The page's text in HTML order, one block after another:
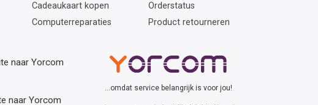
Cadeaukaart kopen
Computerreparaties
Orderstatus
Product retourneren
naar Yorcom
naar Yorcom
...omdat service belangrijk is voor jou!